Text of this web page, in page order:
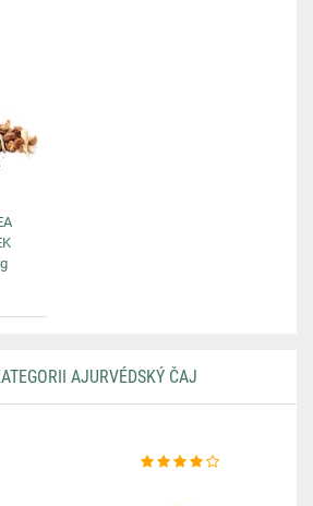
AJURVÉDSKÝ ČAJ